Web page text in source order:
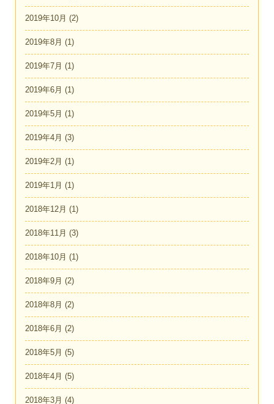
2019年10月 (2)
2019年8月 (1)
2019年7月 (1)
2019年6月 (1)
2019年5月 (1)
2019年4月 (3)
2019年2月 (1)
2019年1月 (1)
2018年12月 (1)
2018年11月 (3)
2018年10月 (1)
2018年9月 (2)
2018年8月 (2)
2018年6月 (2)
2018年5月 (5)
2018年4月 (5)
2018年3月 (4)